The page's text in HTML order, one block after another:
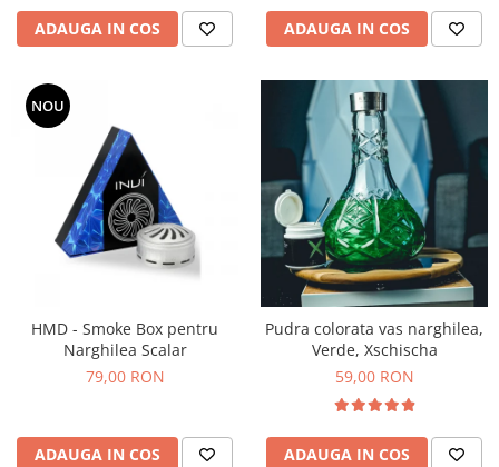
ADAUGA IN COS ADAUGA IN COS
NOU
HMD - Smoke Box pentru
Narghilea Scalar
79,00 RON
ADAUGA IN COS
Pudra colorata vas narghilea,
Verde, Xschischa
59,00 RON
ADAUGA IN COS